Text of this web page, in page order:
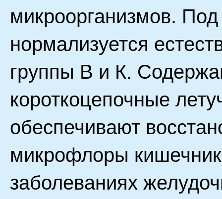
микроорганизмов.
нормализуется
группы В и К.
короткоцепочные
обеспечивают
микрофлоры
заболеваниях